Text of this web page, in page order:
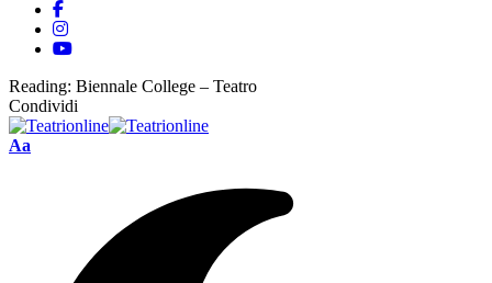
Reading: Biennale College – Teatro
Condividi
Font
Aa